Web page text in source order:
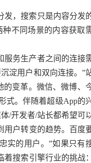
发，搜索只是内容分发
不同场景的内容获取
服务生产者之间的连接
淀用户和双向连接。”
的变革。微信、微博、
式。伴随着超级App的
/开发者/站长都希望可
用户转变的趋势。百度
实的用户。”如果只有
搜索引擎行业的挑战：